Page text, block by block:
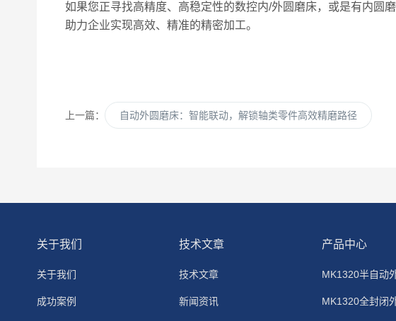
如果您正寻找高精度、高稳定性的数控内/外圆磨床，或是有内圆
助力企业实现高效、精准的精密加工。
上一篇： 自动外圆磨床：智能联动，解锁轴类零件高效精磨路径
关于我们
关于我们
成功案例
技术文章
技术文章
新闻资讯
产品中心
MK1320半自动
MK1320全封闭